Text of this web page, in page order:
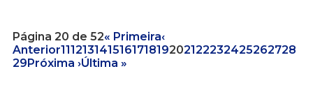
Página 20 de 52« Primeira‹
Anterior111213141516171819202122232425262728
29Próxima ›Última »